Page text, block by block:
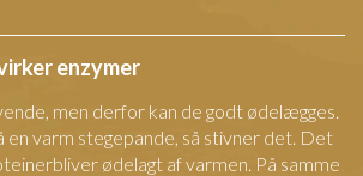
enzymer
men derfor kan de godt ødelægges.
en varm stegepande, så stivner det. Det
ødelagt af varmen. På samme